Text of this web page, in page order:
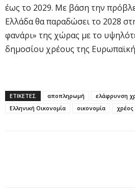
έως το 2029. Με βάση την
Ελλάδα θα παραδώσει το 2028
φανάρι» της χώρας με το
δημοσίου χρέους της
ΕΤΙΚΕΤΕΣ αποπληρωμή
ελάφρυνση
Ελληνική Οικονομία
οικονομία χρέος